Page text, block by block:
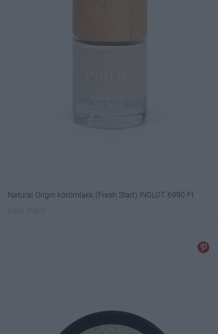
Natural Origin körömlakk (Fresh Start) INGLOT 6990 Ft